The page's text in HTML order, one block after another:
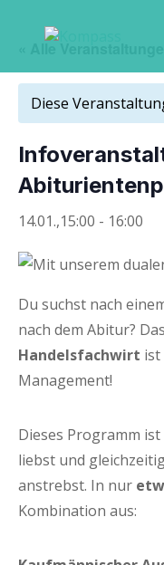
Diese
14.01.,15:00 - 16:00
Du suchst nach
nach dem Abitur? Das
Han­dels­fach­wirt ist
Management!
Die­ses Pro­gramm
liebst und
anstrebst. In nur
Kom­bi­na­ti­on aus: